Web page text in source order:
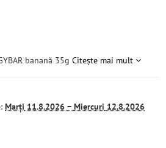
banană 35g Citește mai mult
Marți 11.8.2026 − Miercuri 12.8.2026